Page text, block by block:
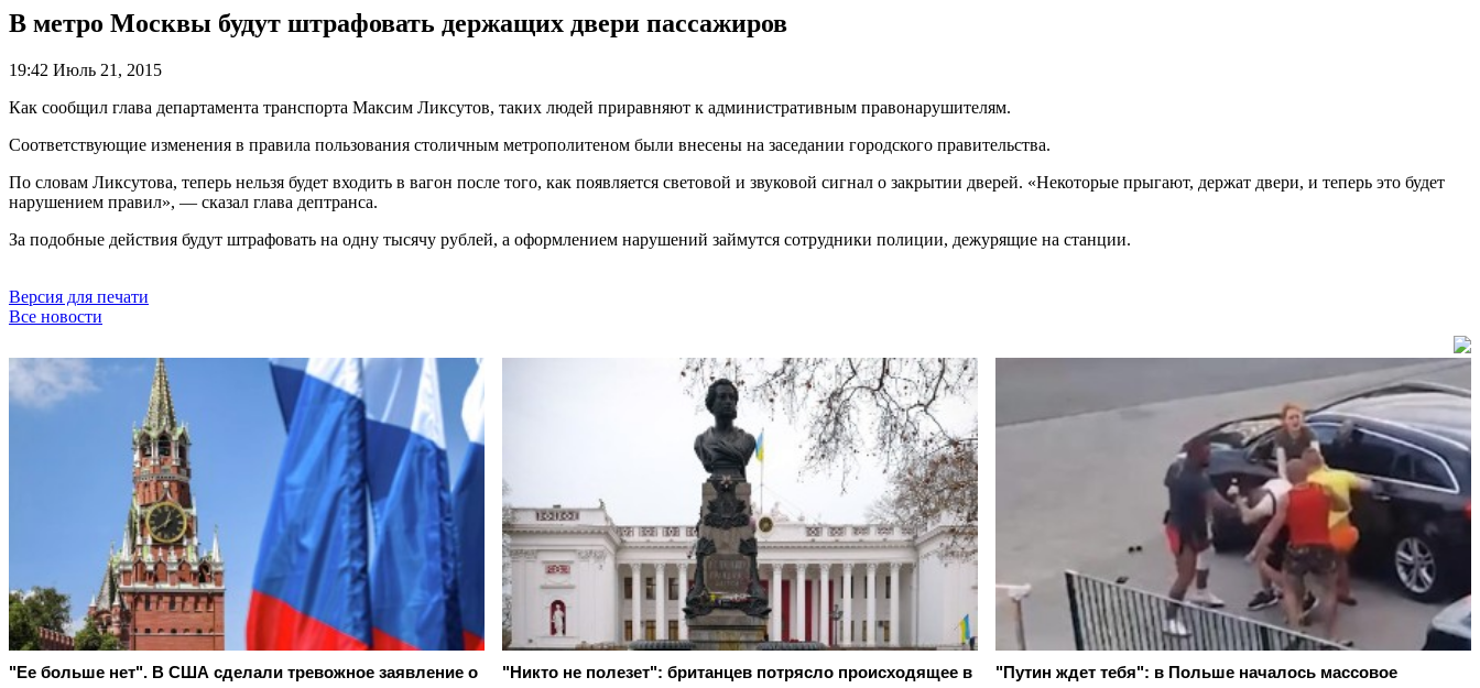
В метро Москвы будут штрафовать держащих двери пассажиров
19:42 Июль 21, 2015
Как сообщил глава департамента транспорта Максим Ликсутов, таких людей приравняют к административным правонарушителям.
Соответствующие изменения в правила пользования столичным метрополитеном были внесены на заседании городского правительства.
По словам Ликсутова, теперь нельзя будет входить в вагон после того, как появляется световой и звуковой сигнал о закрытии дверей. «Некоторые прыгают, держат двери, и теперь это будет
нарушением правил», — сказал глава дептранса.
За подобные действия будут штрафовать на одну тысячу рублей, а оформлением нарушений займутся сотрудники полиции, дежурящие на станции.
Версия для печати
Все новости
"Ее больше нет". В США сделали тревожное заявление о
"Никто не полезет": британцев потрясло происходящее в
"Путин ждет тебя": в Польше началось массовое